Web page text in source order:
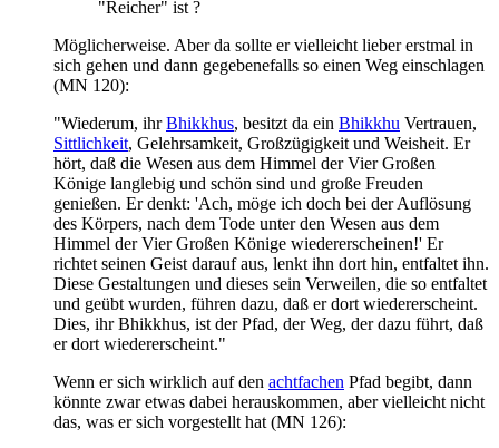
"Reicher" ist ?
Möglicherweise. Aber da sollte er vielleicht lieber erstmal in
sich gehen und dann gegebenefalls so einen Weg einschlagen
(MN 120):
"Wiederum, ihrBhikkhus, besitzt da ein Bhikkhu Vertrauen,
Sittlichkeit, Gelehrsamkeit, Großzügigkeit und Weisheit. Er
hört, daß die Wesen aus dem Himmel der Vier Großen
Könige langlebig und schön sind und große Freuden
genießen. Er denkt: 'Ach, möge ich doch bei der Auflösung
des Körpers, nach dem Tode unter den Wesen aus dem
Himmel der Vier Großen Könige wiedererscheinen!' Er
richtet seinen Geist darauf aus, lenkt ihn dort hin, entfaltet ihn.
Diese Gestaltungen und dieses sein Verweilen, die so entfaltet
und geübt wurden, führen dazu, daß er dort wiedererscheint.
Dies, ihr Bhikkhus, ist der Pfad, der Weg, der dazu führt, daß
er dort wiedererscheint."
Wenn er sich wirklich auf den achtfachen Pfad begibt, dann
könnte zwar etwas dabei herauskommen, aber vielleicht nicht
das, was er sich vorgestellt hat (MN 126):